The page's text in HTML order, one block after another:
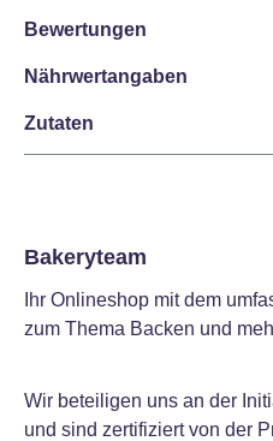
Bewertungen
Nährwertangaben
Zutaten
Bakeryteam
Ihr Onlineshop mit dem
zum Thema Backen und
Wir beteiligen uns an der
und sind zertifiziert von der